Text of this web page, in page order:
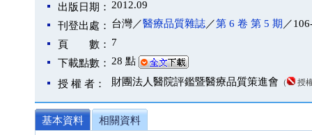
出版日期： 2012.09
刊登出處： 台灣／醫療品質雜誌／第 6 卷 第 5 期 ／
頁 數： 7
下載點數： 28 點
授 權 者： 財團法人醫院評鑑暨醫療品質策進會 （ 授
基本資料
相關資料